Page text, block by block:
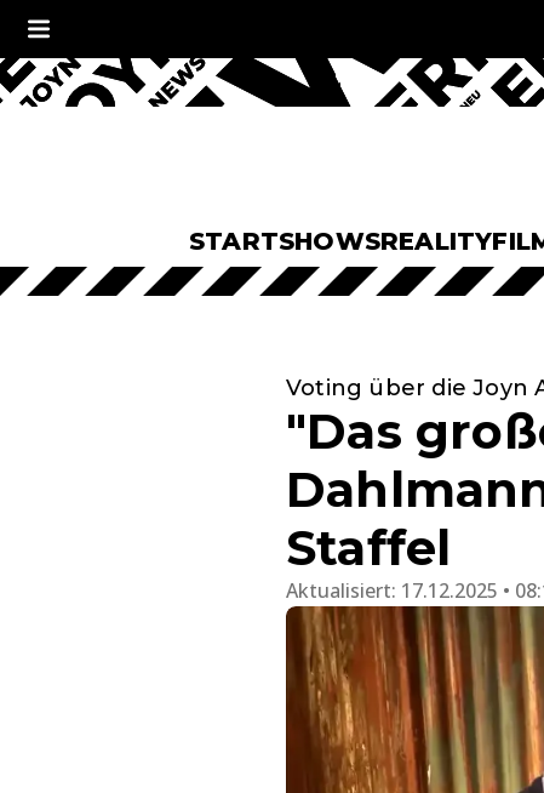
STARTSHOWSREALITY
Voting über die Joyn
"Das
Staffel
Aktualisiert: 17.12.2025 •